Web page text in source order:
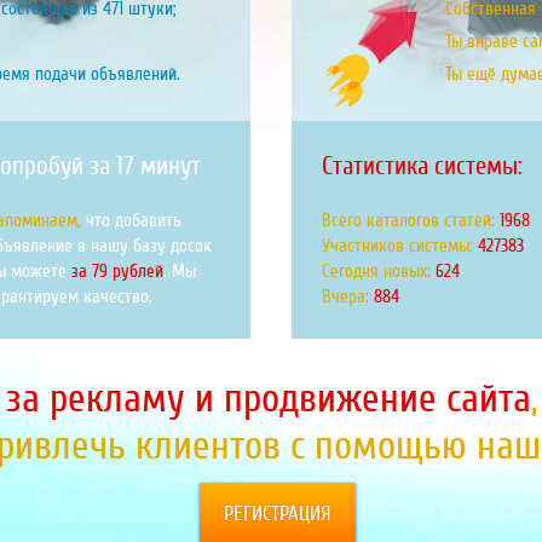
из 471 штуки;
подачи объявлений.
за 17 минут
что добавить
в нашу базу досок
можете за 79 рублей. Мы
качество.
Собственная
Ты вправе
Ты ещё
Статистика системы:
Всего каталогов статей: 2143
Участников системы: 465387
Сегодня новых: 679
Вчера: 963
рекламу и продвижение сайта
клиентов с помощью
РЕГИСТРАЦИЯ